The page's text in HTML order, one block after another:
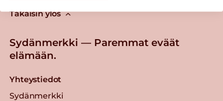
Takaisin ylös
Sydänmerkki — Paremmat eväät
elämään.
Yhteystiedot
Sydänmerkki